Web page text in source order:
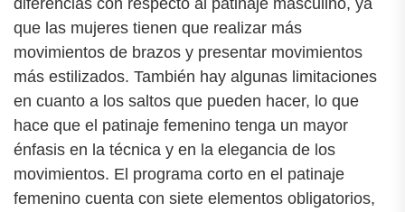
que las mujeres tienen que realizar más
movimientos de brazos y presentar movimientos
más estilizados. También hay algunas limitaciones
en cuanto a los saltos que pueden hacer, lo que
hace que el patinaje femenino tenga un mayor
énfasis en la técnica y en la elegancia de los
movimientos. El programa corto en el patinaje
femenino cuenta con siete elementos obligatorios,